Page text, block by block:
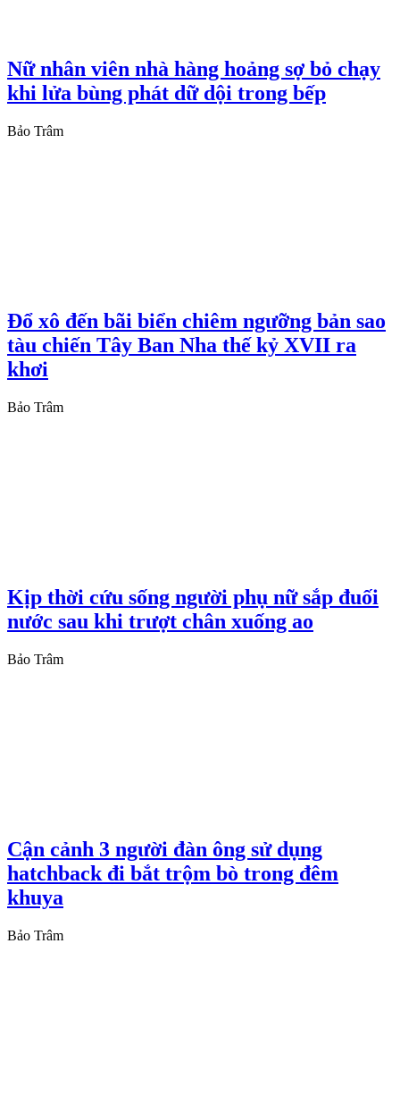
Nữ nhân viên nhà hàng hoảng sợ bỏ chạy
khi lửa bùng phát dữ dội trong bếp
Bảo Trâm
Đổ xô đến bãi biển chiêm ngưỡng bản sao
tàu chiến Tây Ban Nha thế kỷ XVII ra
khơi
Bảo Trâm
Kịp thời cứu sống người phụ nữ sắp đuối
nước sau khi trượt chân xuống ao
Bảo Trâm
Cận cảnh 3 người đàn ông sử dụng
hatchback đi bắt trộm bò trong đêm
khuya
Bảo Trâm